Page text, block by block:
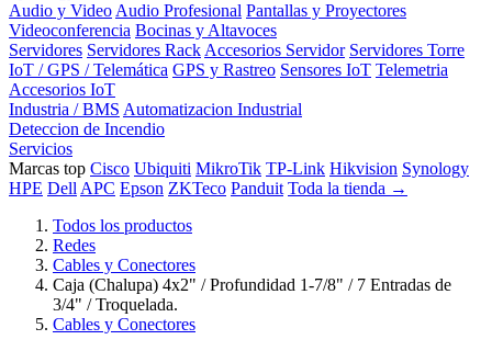
Audio y Video Audio Profesional Pantallas y Proyectores
Videoconferencia Bocinas y Altavoces
Servidores Servidores Rack Accesorios Servidor Servidores Torre
IoT / GPS / Telemática GPS y Rastreo Sensores IoT Telemetria
Accesorios IoT
Industria / BMS Automatizacion Industrial
Deteccion de Incendio
Servicios
Marcas top Cisco Ubiquiti MikroTik TP-Link Hikvision Synology
HPE Dell APC Epson ZKTeco Panduit Toda la tienda →
Todos los productos
Redes
Cables y Conectores
Caja (Chalupa) 4x2" / Profundidad 1-7/8" / 7 Entradas de
3/4" / Troquelada.
Cables y Conectores